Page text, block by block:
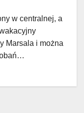
w centralnej, a
Marsala i można